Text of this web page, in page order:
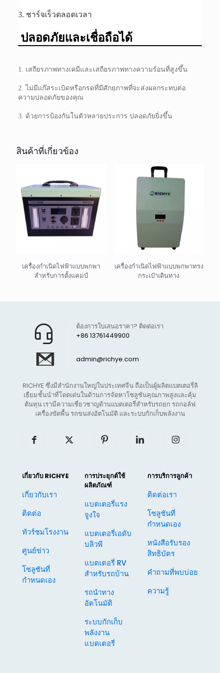
3. ชาร์จเร็วตลอดเวลา
ปลอดภัยและเชื่อถือได้
1. เสถียรภาพทางเคมีและเสถียรภาพทางความร้อนที่สูงขึ้น
2. ไม่มีแก๊สระเบิดหรือกรดที่มีศักยภาพที่จะส่งผลกระทบต่อ
ความปลอดภัยของคุณ
3. ด้วยการป้องกันในตัวหลายประการ ปลอดภัยยิ่งขึ้น
สินค้าที่เกี่ยวข้อง
เครื่องกำเนิดไฟฟ้าแบบพกพา
สำหรับการตั้งแคมป์
เครื่องกำเนิดไฟฟ้าแบบพกพาทรง
กระเป๋าเดินทาง
+86 13761449900
ต้องการใบเสนอราคา? ติดต่อเรา
admin@richye.com
RICHYE ซึ่งมีสำนักงานใหญ่ในประเทศจีน ถือเป็นผู้ผลิตแบตเตอรี่ลิ
เธียมชั้นนำที่โดดเด่นในด้านการจัดหาโซลูชันคุณภาพสูงและคุ้ม
ต้นทุน เรามีความเชี่ยวชาญด้านแบตเตอรี่สำหรับรถยก รถกอล์ฟ
เครื่องขัดพื้น รถขนส่งอัตโนมัติ และระบบกักเก็บพลังงาน
เกี่ยวกับ RICHYE
เกี่ยวกับเรา
ติดต่อ
ทัวร์ชมโรงงาน
ศูนย์ข่าว
โซลูชันที่
กำหนดเอง
การประยุกต์ใช้
ผลิตภัณฑ์
แบตเตอรี่แรง
จูงใจ
แบตเตอรี่เอดับ
บลิวพี
แบตเตอรี่ RV
สำหรับรถบ้าน
รถนำทาง
อัตโนมัติ
ระบบกักเก็บ
พลังงาน
แบตเตอรี่
การบริการลูกค้า
ติดต่อเรา
โซลูชันที่
กำหนดเอง
หนังสือรับรอง
สิทธิบัตร
คำถามที่พบบ่อย
ความรู้